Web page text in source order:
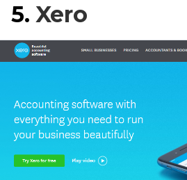
5. Xero